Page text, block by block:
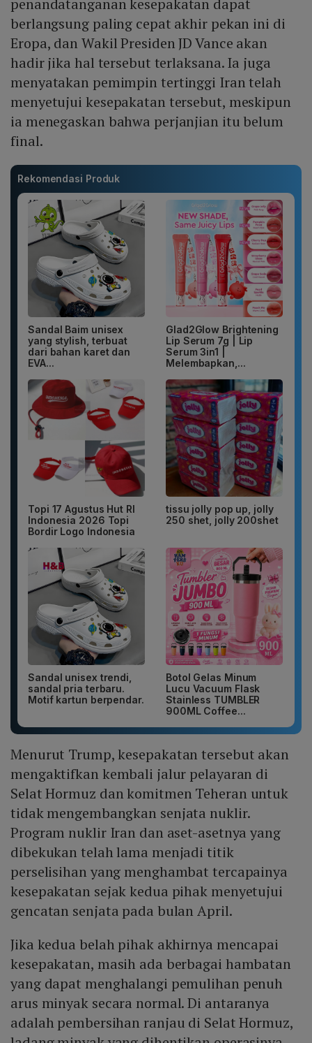
penandatanganan kesepakatan dapat
berlangsung paling cepat akhir pekan ini di
Eropa, dan Wakil Presiden JD Vance akan
hadir jika hal tersebut terlaksana. Ia juga
menyatakan pemimpin tertinggi Iran telah
menyetujui kesepakatan tersebut, meskipun
ia menegaskan bahwa perjanjian itu belum
final.
Rekomendasi Produk
Sandal Baim unisex
yang stylish, terbuat
dari bahan karet dan
EVA...
Glad2Glow Brightening
Lip Serum 7g | Lip
Serum 3in1 |
Melembapkan,...
Topi 17 Agustus Hut RI
Indonesia 2026 Topi
Bordir Logo Indonesia
tissu jolly pop up, jolly
250 shet, jolly 200shet
Sandal unisex trendi,
sandal pria terbaru.
Motif kartun berpendar.
Botol Gelas Minum
Lucu Vacuum Flask
Stainless TUMBLER
900ML Coffee...
Menurut Trump, kesepakatan tersebut akan
mengaktifkan kembali jalur pelayaran di
Selat Hormuz dan komitmen Teheran untuk
tidak mengembangkan senjata nuklir.
Program nuklir Iran dan aset-asetnya yang
dibekukan telah lama menjadi titik
perselisihan yang menghambat tercapainya
kesepakatan sejak kedua pihak menyetujui
gencatan senjata pada bulan April.
Jika kedua belah pihak akhirnya mencapai
kesepakatan, masih ada berbagai hambatan
yang dapat menghalangi pemulihan penuh
arus minyak secara normal. Di antaranya
adalah pembersihan ranjau di Selat Hormuz,